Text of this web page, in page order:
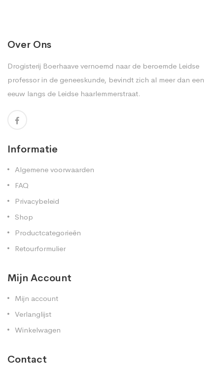
Over Ons
Drogisterij Boerhaave vernoemd naar de beroemde Leidse
professor in de geneeskunde, bevindt zich al meer dan een
eeuw langs de Leidse haarlemmerstraat.
Informatie
Algemene voorwaarden
FAQ
Privacybeleid
Shop
Productcategorieën
Retourformulier
Mijn Account
Mijn account
Verlanglijst
Winkelwagen
Contact